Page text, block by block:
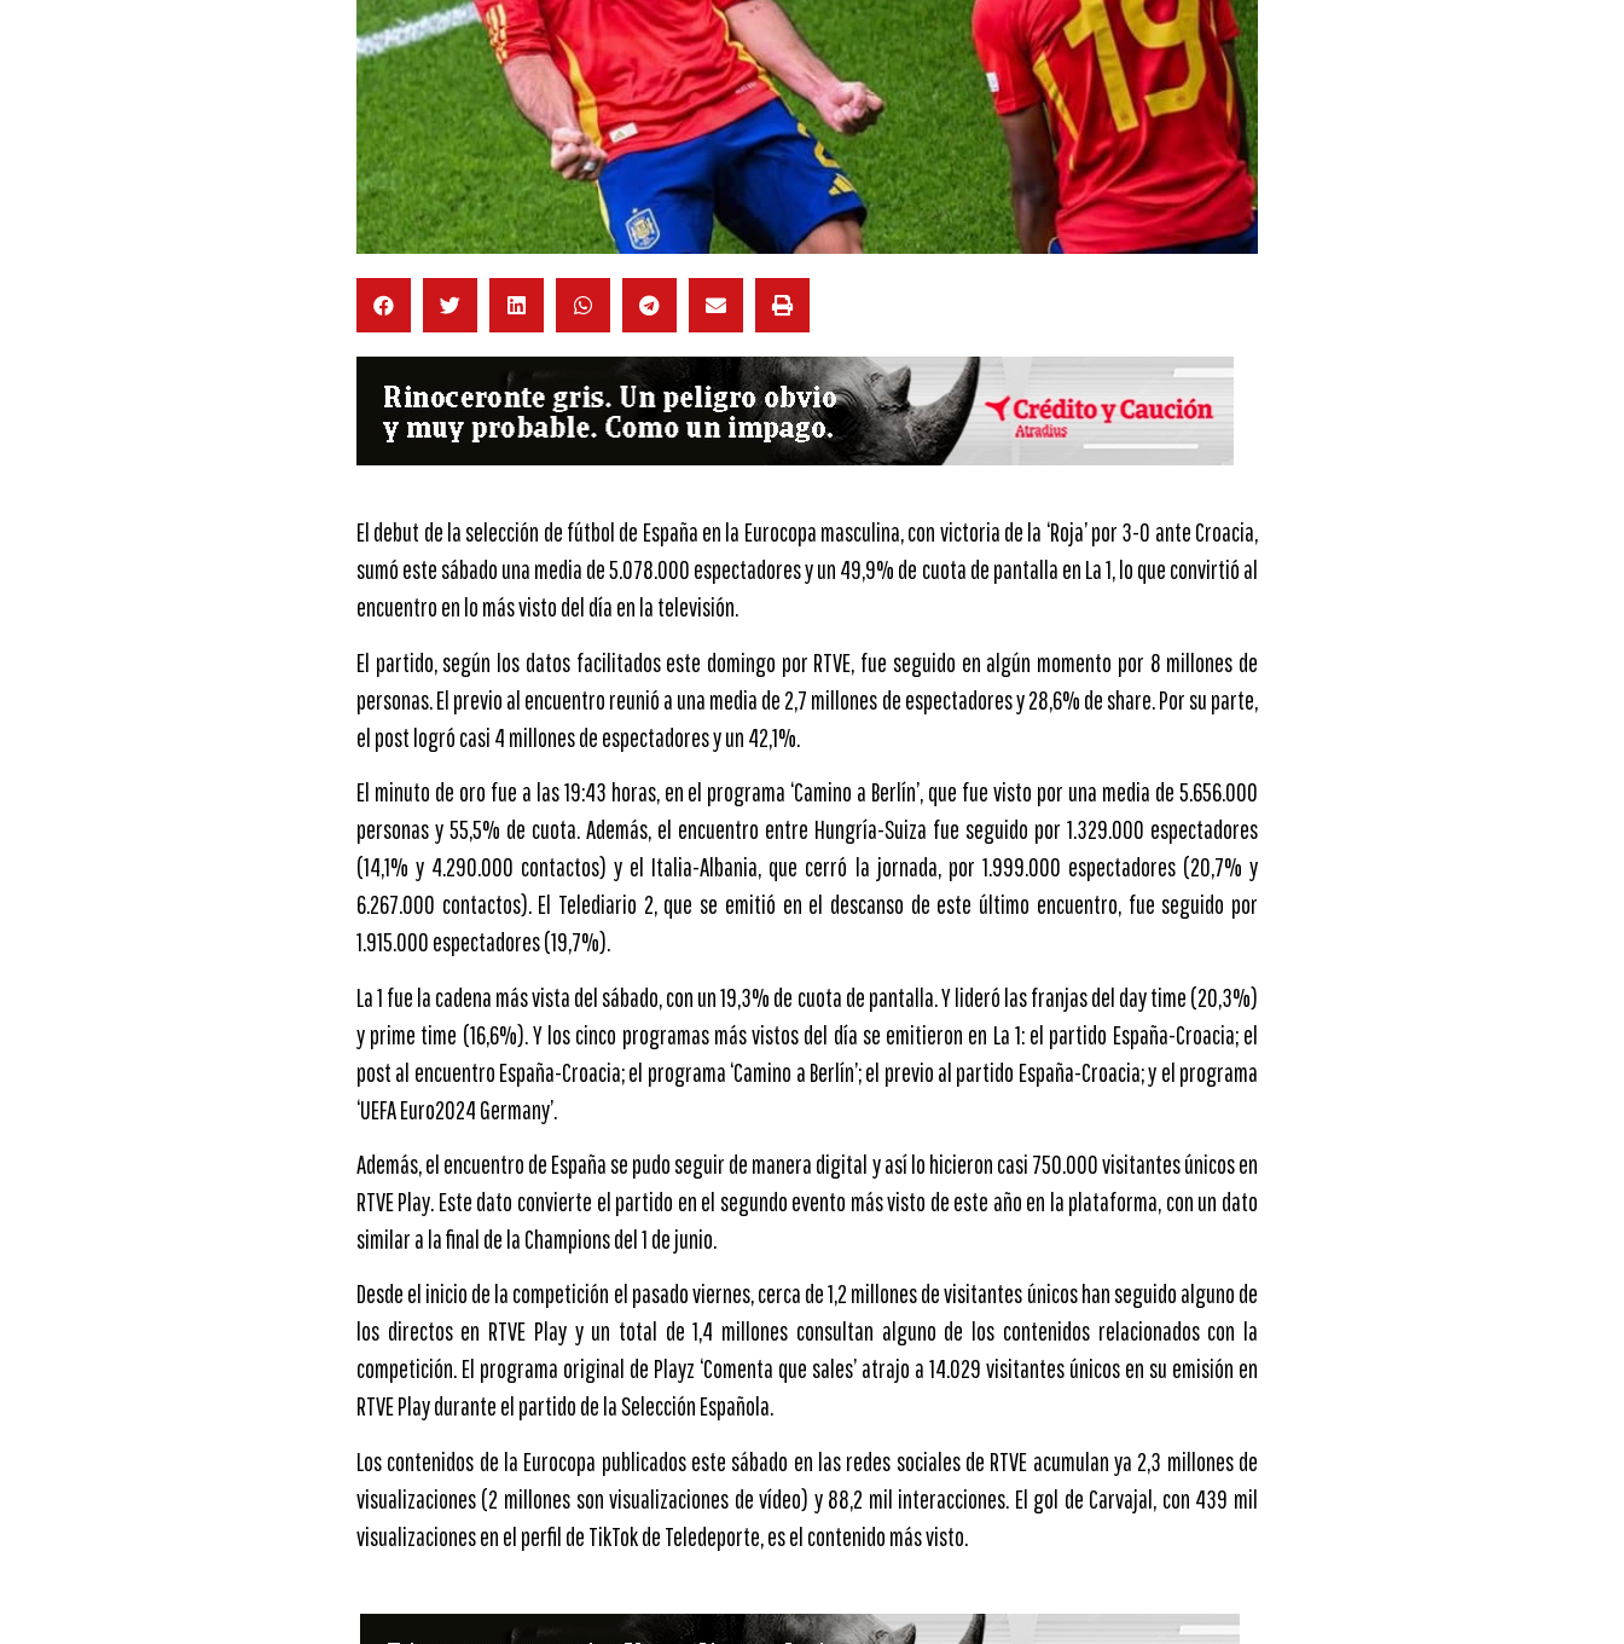
El debut de la selección de fútbol de España en la Eurocopa masculina, con victoria de la ‘Roja’ por 3-0 ante Croacia,
sumó este sábado una media de 5.078.000 espectadores y un 49,9% de cuota de pantalla en La 1, lo que convirtió al
encuentro en lo más visto del día en la televisión.
El partido, según los datos facilitados este domingo por RTVE, fue seguido en algún momento por 8 millones de
personas. El previo al encuentro reunió a una media de 2,7 millones de espectadores y 28,6% de share. Por su parte,
el post logró casi 4 millones de espectadores y un 42,1%.
El minuto de oro fue a las 19:43 horas, en el programa ‘Camino a Berlín’, que fue visto por una media de 5.656.000
personas y 55,5% de cuota. Además, el encuentro entre Hungría-Suiza fue seguido por 1.329.000 espectadores
(14,1% y 4.290.000 contactos) y el Italia-Albania, que cerró la jornada, por 1.999.000 espectadores (20,7% y
6.267.000 contactos). El Telediario 2, que se emitió en el descanso de este último encuentro, fue seguido por
1.915.000 espectadores (19,7%).
La 1 fue la cadena más vista del sábado, con un 19,3% de cuota de pantalla. Y lideró las franjas del day time (20,3%)
y prime time (16,6%). Y los cinco programas más vistos del día se emitieron en La 1: el partido España-Croacia; el
post al encuentro España-Croacia; el programa ‘Camino a Berlín’; el previo al partido España-Croacia; y el programa
‘UEFA Euro2024 Germany’.
Además, el encuentro de España se pudo seguir de manera digital y así lo hicieron casi 750.000 visitantes únicos en
RTVE Play. Este dato convierte el partido en el segundo evento más visto de este año en la plataforma, con un dato
similar a la final de la Champions del 1 de junio.
Desde el inicio de la competición el pasado viernes, cerca de 1,2 millones de visitantes únicos han seguido alguno de
los directos en RTVE Play y un total de 1,4 millones consultan alguno de los contenidos relacionados con la
competición. El programa original de Playz ‘Comenta que sales’ atrajo a 14.029 visitantes únicos en su emisión en
RTVE Play durante el partido de la Selección Española.
Los contenidos de la Eurocopa publicados este sábado en las redes sociales de RTVE acumulan ya 2,3 millones de
visualizaciones (2 millones son visualizaciones de vídeo) y 88,2 mil interacciones. El gol de Carvajal, con 439 mil
visualizaciones en el perfil de TikTok de Teledeporte, es el contenido más visto.